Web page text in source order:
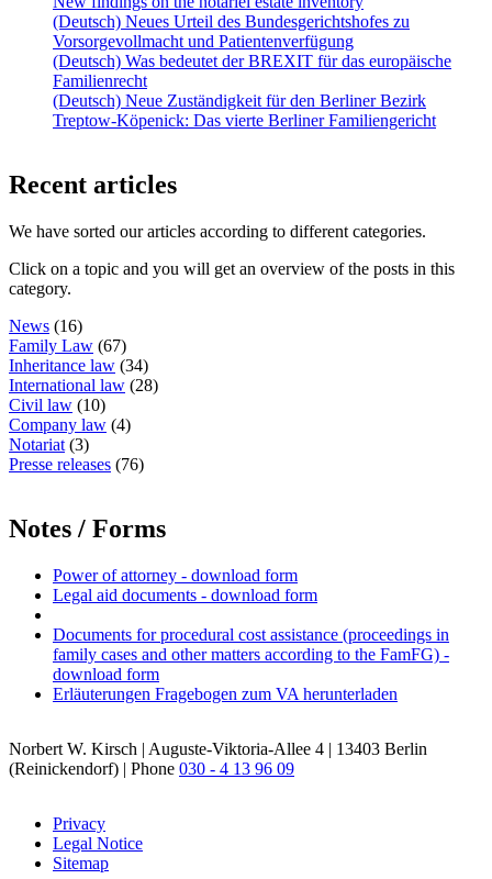
(Deutsch) Neues Urteil des Bundesgerichtshofes zu
Vorsorgevollmacht und Patientenverfügung
(Deutsch) Was bedeutet der BREXIT für das europäische
Familienrecht
(Deutsch) Neue Zuständigkeit für den Berliner Bezirk
Treptow-Köpenick: Das vierte Berliner Familiengericht
Recent articles
We have sorted our articles according to different categories.
Click on a topic and you will get an overview of the posts in this
category.
News (16)
Family Law (67)
Inheritance law (34)
International law (28)
Civil law (10)
Company law (4)
Notariat (3)
Presse releases (76)
Notes / Forms
Power of attorney - download form
Legal aid documents - download form
Documents for procedural cost assistance (proceedings in
family cases and other matters according to the FamFG) -
download form
Erläuterungen Fragebogen zum VA herunterladen
Norbert W. Kirsch | Auguste-Viktoria-Allee 4 | 13403 Berlin
(Reinickendorf) | Phone 030 - 4 13 96 09
Privacy
Legal Notice
Sitemap